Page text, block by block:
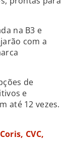
na B3 e
com a
de
e
até 12 vezes.
Coris, CVC,